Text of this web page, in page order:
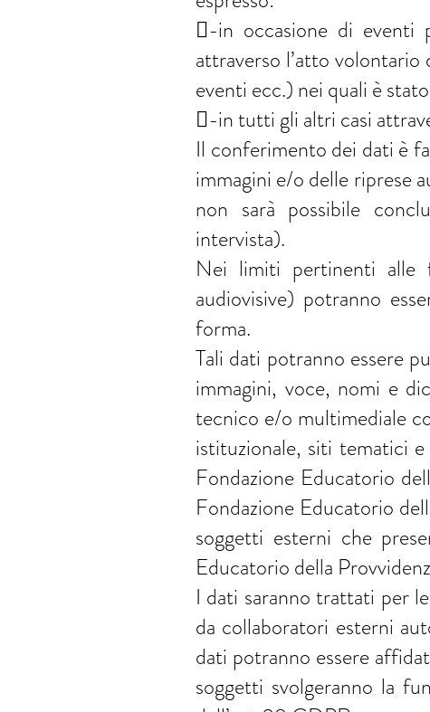
-in occasione di eventi
attraverso l’atto volontario
eventi ecc.) nei quali è
-in tutti gli altri casi
Il conferimento dei dati è
immagini e/o delle riprese
non sarà possibile
intervista).
Nei limiti pertinenti alle
audiovisive) potranno
forma.
Tali dati potranno essere
immagini, voce, nomi e
tecnico e/o multimediale
istituzionale, siti tematici
Fondazione Educatorio
Fondazione Educatorio
soggetti esterni che
Educatorio della
I dati saranno trattati per
da collaboratori esterni
dati potranno essere
soggetti svolgeranno la